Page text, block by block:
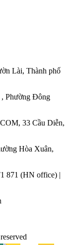
Lài, Thành phố
Phường Đông
33 Cầu Diễn,
Hòa Xuân,
871 (HN office) |